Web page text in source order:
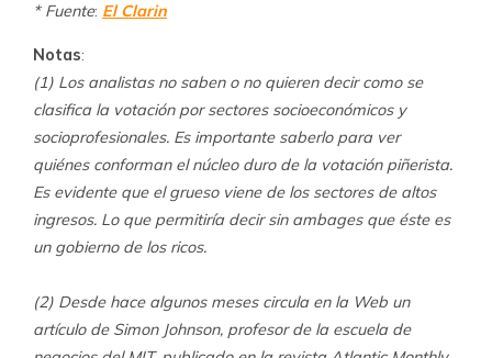
* Fuente: El Clarin
Notas:
(1) Los analistas no saben o no quieren decir como se
clasifica la votación por sectores socioeconómicos y
socioprofesionales. Es importante saberlo para ver
quiénes conforman el núcleo duro de la votación piñerista.
Es evidente que el grueso viene de los sectores de altos
ingresos. Lo que permitiría decir sin ambages que éste es
un gobierno de los ricos.
(2) Desde hace algunos meses circula en la Web un
artículo de Simon Johnson, profesor de la escuela de